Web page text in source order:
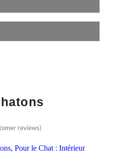
reviews)
, Pour le Chat : Intérieur